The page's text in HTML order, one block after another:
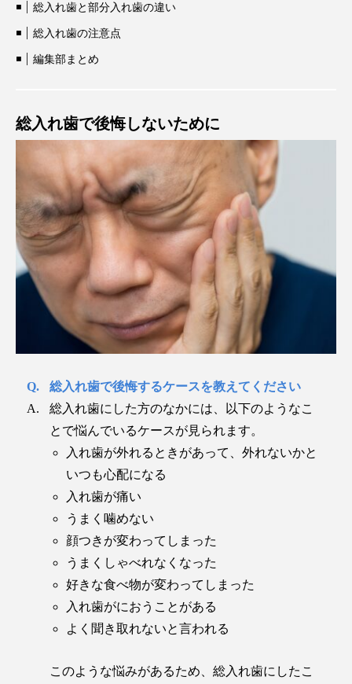
総入れ歯と部分入れ歯の違い
総入れ歯の注意点
編集部まとめ
総入れ歯で後悔しないために
総入れ歯で後悔するケースを教えてください
総入れ歯にした方のなかには、以下のようなこ
とで悩んでいるケースが見られます。
入れ歯が外れるときがあって、外れないかと
いつも心配になる
入れ歯が痛い
うまく噛めない
顔つきが変わってしまった
うまくしゃべれなくなった
好きな食べ物が変わってしまった
入れ歯がにおうことがある
よく聞き取れないと言われる
このような悩みがあるため、総入れ歯にしたこ